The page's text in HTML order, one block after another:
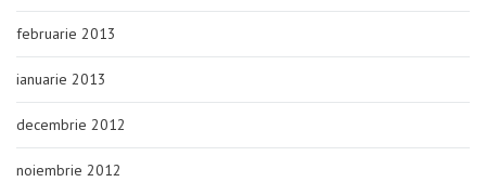
februarie 2013
ianuarie 2013
decembrie 2012
noiembrie 2012